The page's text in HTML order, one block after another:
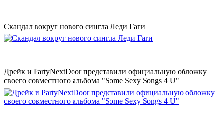
Скандал вокруг нового сингла Леди Гаги
Дрейк и PartyNextDoor представили официальную обложку
своего совместного альбома "Some Sexy Songs 4 U"